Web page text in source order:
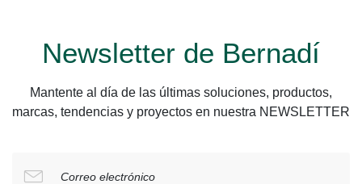
Newsletter de Bernadí
Mantente al día de las últimas soluciones, productos,
marcas, tendencias y proyectos en nuestra NEWSLETTER
Correo electrónico